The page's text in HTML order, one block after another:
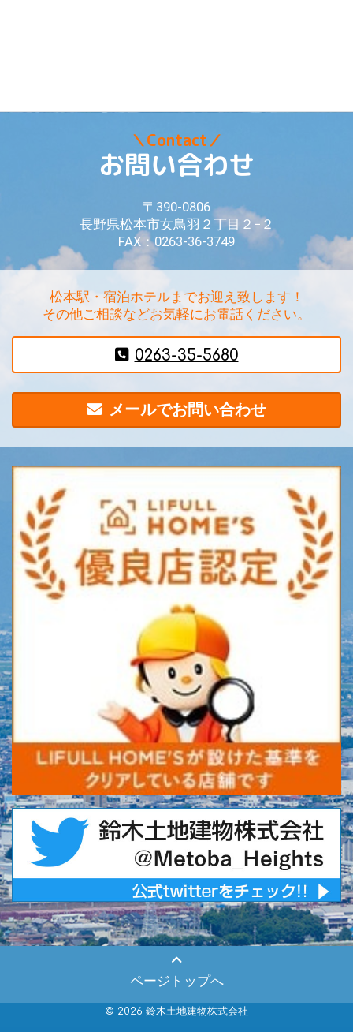
＼Contact／
お問い合わせ
〒390-0806
長野県松本市女鳥羽２丁目２−２
FAX：0263-36-3749
松本駅・宿泊ホテルまでお迎え致します！
その他ご相談などお気軽にお電話ください。
0263-35-5680
メールでお問い合わせ
ページトップへ
© 2026 鈴木土地建物株式会社